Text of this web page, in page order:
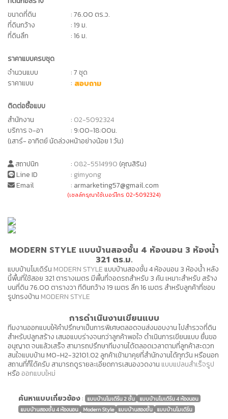
ขนาดที่ดิน
: 76.00 ตร.ว.
ที่ดินกว้าง
: 19 ม.
ที่ดินลึก
: 16 ม.
ราคาแบบครบชุด
จำนวนแบบ
: 7 ชุด
ราคาแบบ
: สอบถาม
ติดต่อซื้อแบบ
สำนักงาน
: 02-5092324
บริการ จ-อา
: 9:00-18:00น.
(เสาร์- อาทิตย์ นัดล่วงหน้าอย่างน้อย 1 วัน)
สถาปนิก : 082-5514990 (คุณสิริน)
Line ID
: gimyong
Email
: armarketing57@gmail.com
(เซลล์กรุณาใช้เบอร์โทร 02-5092324)
MODERN STYLE แบบบ้านสองชั้น 4 ห้องนอน 3 ห้องน้ำ
321 ตร.ม.
แบบบ้านโมเดิร์น MODERN STYLEแบบบ้านสองชั้น 4 ห้องนอน 3 ห้องน้ำ หลัง
นี้พื้นที่ใช้สอย 321 ตารางเมตร มีพื้นที่จอดรถสำหรับ 3 คัน เหมาะสำหรับ สร้าง
บนที่ดิน 76.00 ตารางวา ทีดินกว้าง 19 เมตร ลึก 16 เมตร สำหรับลูกค้าที่ชอบ
รูปทรงบ้าน MODERN STYLE
การดำเนินงานเขียนแบบ
ทีมงานออกแบบให้คำปรึกษาเป็นการพิเศษตลอดจนส่งมอบงาน ไปสำรวจที่ดิน
สำหรับปลูกสร้าง เสนอแบบร่างจนกว่าลูกค้าพอใจ ดำเนินการเขียนแบบ ยื่นขอ
อนุญาต จนแล้วเสร็จ สามารถปรึกษาทีมงานได้ตลอดเวลาตามที่ลูกค้าสะดวก
สนใจแบบบ้าน MO-H2-32101.02 ลูกค้าเข้ามาคุยที่สำนักงานได้ทุกวัน หรือนอก
สถานที่ก็ได้ครับ สามารถดูรายละเอียดการเสนองวดงาน แบบแปลนสำเร็จรูป
หรือ ออกแบบใหม่
ค้นหาแบบเกี่ยวข้อง: แบบบ้านโมเดิร์น 2 ชั้น
แบบบ้านโมเดิร์น 4 ห้องนอน
แบบบ้านสองชั้น 4 ห้องนอน
Modern Style แบบบ้านสองชั้น แบบบ้านโมเดิร์น